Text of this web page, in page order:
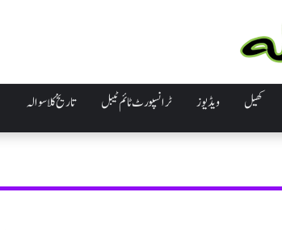
کھیل ویڈیوز ٹرانسپورٹ ٹائم ٹیبل تاریخ کلاسوالہ